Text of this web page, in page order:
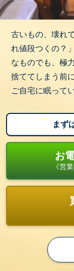
古いもの、壊れ
れ値段つくの？
なものでも、極
捨ててしまう前
ご自宅に眠って
まず
お
《営